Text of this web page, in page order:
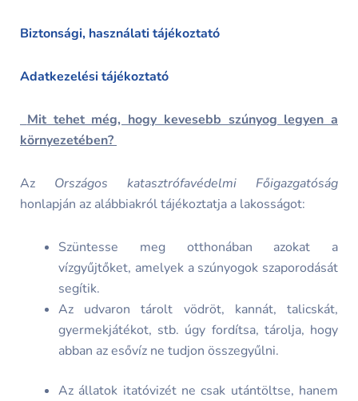
Biztonsági, használati tájékoztató
Adatkezelési tájékoztató
Mit tehet még, hogy kevesebb szúnyog legyen a
környezetében?
Az Országos katasztrófavédelmi Főigazgatóság
honlapján az alábbiakról tájékoztatja a lakosságot:
Szüntesse meg otthonában azokat a
vízgyűjtőket, amelyek a szúnyogok szaporodását
segítik.
Az udvaron tárolt vödröt, kannát, talicskát,
gyermekjátékot, stb. úgy fordítsa, tárolja, hogy
abban az esővíz ne tudjon összegyűlni.
Az állatok itatóvizét ne csak utántöltse, hanem